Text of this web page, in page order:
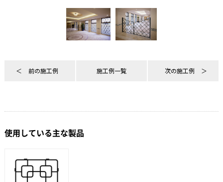
前の施工例 施工例一覧 次の施工例
使用している主な製品